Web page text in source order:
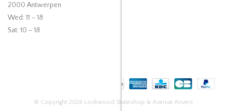
2000 Antwerpen
Wed: 11 – 18
Sat: 10 – 18
© Copyright 2026 Lockwood Skateshop & Avenue Anvers